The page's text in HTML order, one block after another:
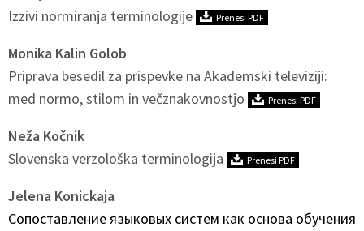
Izzivi normiranja terminologije
Prenesi PDF
Monika Kalin Golob
Priprava besedil za prispevke na Akademski televiziji:
med normo, stilom in večznakovnostjo
Prenesi PDF
Neža Kočnik
Slovenska verzološka terminologija
Prenesi PDF
Jelena Konickaja
Сопоставление языковых систем как основа обучения